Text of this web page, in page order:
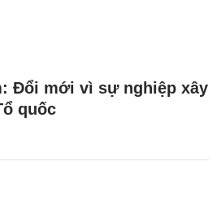
Đổi mới vì sự nghiệp xây
quốc